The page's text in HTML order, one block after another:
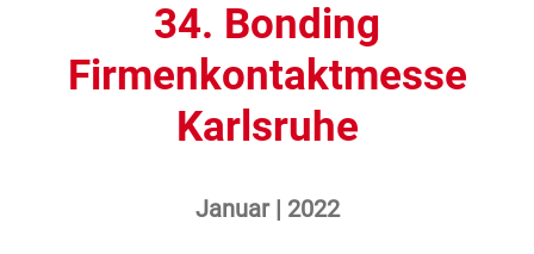
34. Bonding
Firmenkontaktmesse
Karlsruhe
Januar | 2022